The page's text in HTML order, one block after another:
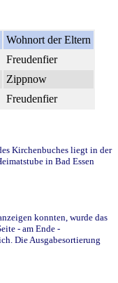
Wohnort der Eltern
Freudenfier
Zippnow
Freudenfier
Kirchenbuches liegt in der
in Bad Essen
konnten, wurde das
- am Ende -
Die Ausgabesortierung